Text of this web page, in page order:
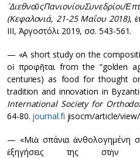
´ΔιεθνοῦςΠανιονίουΣυνεδρίου
(Κεφαλονιά, 21-25 Μαΐου2018),
ΙΙΙ, Ἀργοστόλι 2019, σσ. 543-561.
— «A short study on the
οἱ προφῆται from the “golden
centuries) as food for thought
tradition and innovation in
International Society for
64-80. journal.fi jisocm/article/
— «Μιὰ σπάνια ἀνθολογημένη
ἐξηγήσεις της